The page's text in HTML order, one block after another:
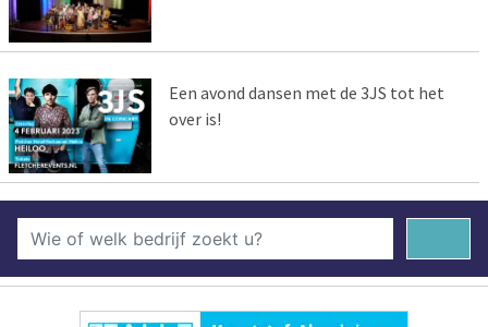
Een avond dansen met de 3JS tot het
over is!